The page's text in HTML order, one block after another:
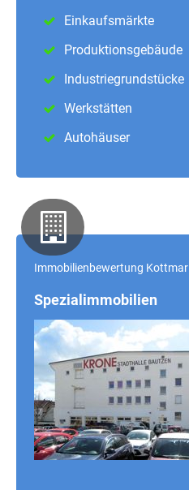
Einkaufsmärkte
Produktionsgebäude
Industriegrundstücke
Werkstätten
Autohäuser
Immobilienbewertung Kottmar
Spezialimmobilien